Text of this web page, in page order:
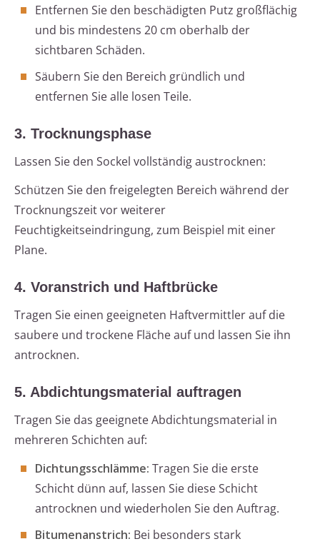
Entfernen Sie den beschädigten Putz großflächig
und bis mindestens 20 cm oberhalb der
sichtbaren Schäden.
Säubern Sie den Bereich gründlich und
entfernen Sie alle losen Teile.
3. Trocknungsphase
Lassen Sie den Sockel vollständig austrocknen:
Schützen Sie den freigelegten Bereich während der
Trocknungszeit vor weiterer
Feuchtigkeitseindringung, zum Beispiel mit einer
Plane.
4. Voranstrich und Haftbrücke
Tragen Sie einen geeigneten Haftvermittler auf die
saubere und trockene Fläche auf und lassen Sie ihn
antrocknen.
5. Abdichtungsmaterial auftragen
Tragen Sie das geeignete Abdichtungsmaterial in
mehreren Schichten auf:
Dichtungsschlämme: Tragen Sie die erste
Schicht dünn auf, lassen Sie diese Schicht
antrocknen und wiederholen Sie den Auftrag.
Bitumenanstrich: Bei besonders stark